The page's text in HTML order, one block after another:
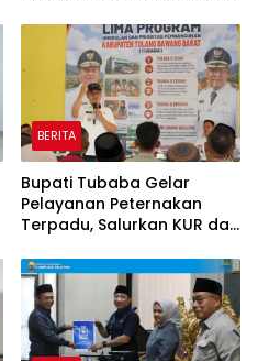
Influencer
BERITA
Bupati Tubaba Gelar
Pelayanan Peternakan
Terpadu, Salurkan KUR dan
Ketenagakerjaan